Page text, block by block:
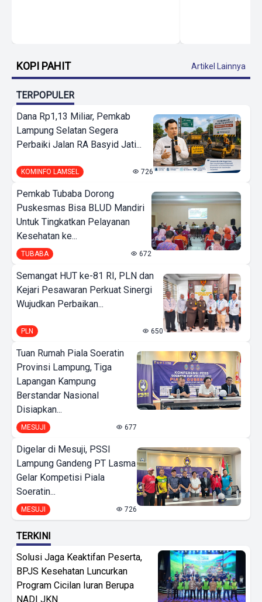
KOPI PAHIT Artikel Lainnya
TERPOPULER
Dana Rp1,13 Miliar, Pemkab
Lampung Selatan Segera
Perbaiki Jalan RA Basyid Jati...
KOMINFO LAMSEL 726
Pemkab Tubaba Dorong
Puskesmas Bisa BLUD Mandiri
Untuk Tingkatkan Pelayanan
Kesehatan ke...
TUBABA 672
Semangat HUT ke-81 RI, PLN dan
Kejari Pesawaran Perkuat Sinergi
Wujudkan Perbaikan...
PLN 650
Tuan Rumah Piala Soeratin
Provinsi Lampung, Tiga
Lapangan Kampung
Berstandar Nasional
Disiapkan...
MESUJI 677
Digelar di Mesuji, PSSI
Lampung Gandeng PT Lasma
Gelar Kompetisi Piala
Soeratin...
MESUJI 726
TERKINI
Solusi Jaga Keaktifan Peserta,
BPJS Kesehatan Luncurkan
Program Cicilan Iuran Berupa
NADI JKN